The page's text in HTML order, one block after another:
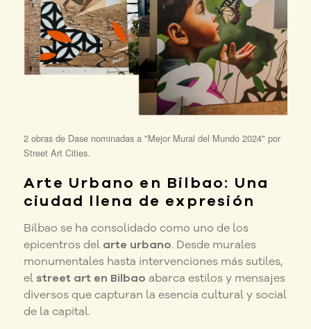
2 obras de Dase nominadas a "Mejor Mural del Mundo 2024" por
Street Art Cities.
Arte Urbano en Bilbao: Una
ciudad llena de expresión
Bilbao se ha consolidado como uno de los
epicentros del arte urbano. Desde murales
monumentales hasta intervenciones más sutiles,
el street art en Bilbao abarca estilos y mensajes
diversos que capturan la esencia cultural y social
de la capital.